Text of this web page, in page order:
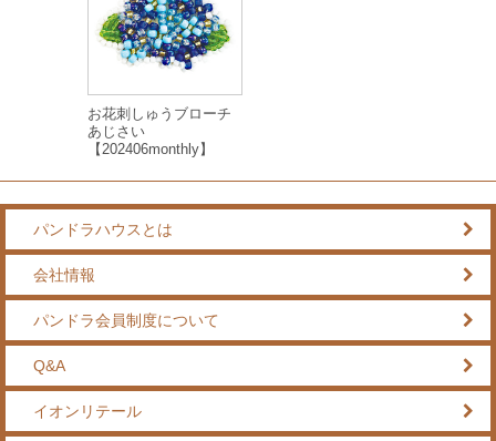
お花刺しゅうブローチ
あじさい
【202406monthly】
パンドラハウスとは
会社情報
パンドラ会員制度について
Q&A
イオンリテール